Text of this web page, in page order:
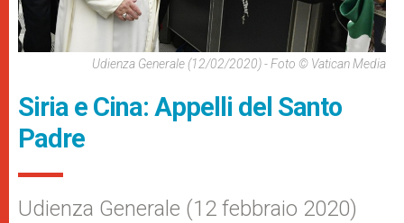
Udienza Generale (12/02/2020) - Foto © Vatican Media
Siria e Cina: Appelli del Santo
Padre
Udienza Generale (12 febbraio 2020)